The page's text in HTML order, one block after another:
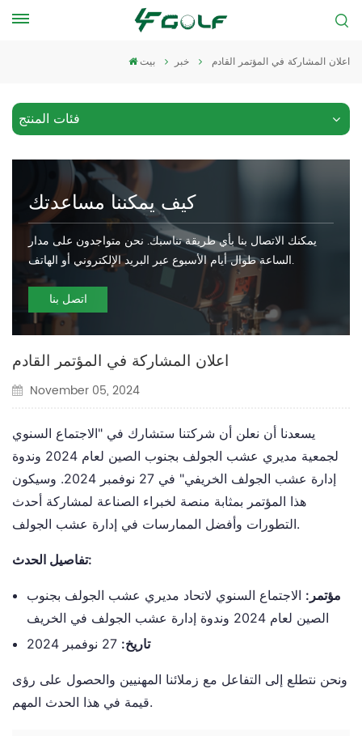
بيت خبر اعلان المشاركة في المؤتمر القادم
فئات المنتج
كيف يمكننا مساعدتك
يمكنك الاتصال بنا بأي طريقة تناسبك. نحن متواجدون على مدار
الساعة طوال أيام الأسبوع عبر البريد الإلكتروني أو الهاتف.
اتصل بنا
اعلان المشاركة في المؤتمر القادم
November 05, 2024
يسعدنا أن نعلن أن شركتنا ستشارك في "الاجتماع السنوي
لجمعية مديري عشب الجولف بجنوب الصين لعام 2024 وندوة
إدارة عشب الجولف الخريفي" في 27 نوفمبر 2024. وسيكون
هذا المؤتمر بمثابة منصة لخبراء الصناعة لمشاركة أحدث
التطورات وأفضل الممارسات في إدارة عشب الجولف.
تفاصيل الحدث:
مؤتمر: الاجتماع السنوي لاتحاد مديري عشب الجولف بجنوب
الصين لعام 2024 وندوة إدارة عشب الجولف في الخريف
تاريخ:
ونحن نتطلع إلى التفاعل مع زملائنا المهنيين والحصول على رؤى
قيمة في هذا الحدث المهم.